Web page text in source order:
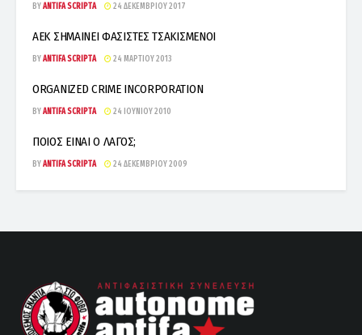
BYANTIFA SCRIPTA 24 ΔΕΚΕΜΒΡΊΟΥ 2017
ΑΕΚ ΣΗΜΑΙΝΕΙ ΦΑΣΙΣΤΕΣ ΤΣΑΚΙΣΜΕΝΟΙ
BYANTIFA SCRIPTA 24 ΜΑΡΤΊΟΥ 2013
ΟRGANIZED CRIME INCORPORATION
BYANTIFA SCRIPTA 24 ΙΟΥΝΊΟΥ 2010
ΠΟΙΟΣ ΕΙΝΑΙ Ο ΛΑΓΟΣ;
BYANTIFA SCRIPTA 24 ΔΕΚΕΜΒΡΊΟΥ 2009